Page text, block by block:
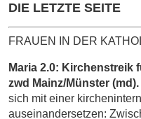
DIE LETZTE SEITE
FRAUEN IN DER
Maria 2.0: Kirchenstreik
zwd Mainz/Münster (md).
sich mit einer
auseinandersetzen: